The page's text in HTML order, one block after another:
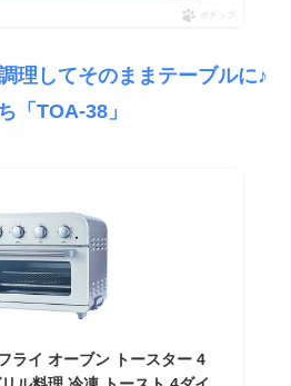
ポチップ
理してそのままテーブルに♪
「TOA-38」
ライ オーブン トースター 4